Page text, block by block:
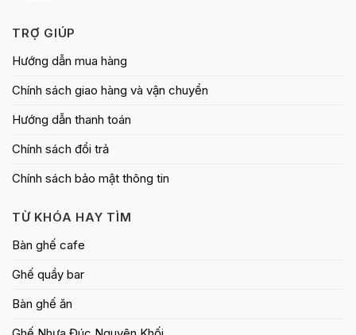
TRỢ GIÚP
Hướng dẫn mua hàng
Chính sách giao hàng và vận chuyển
Hướng dẫn thanh toán
Chính sách đổi trả
Chính sách bảo mật thông tin
TỪ KHÓA HAY TÌM
Bàn ghế cafe
Ghế quầy bar
Bàn ghế ăn